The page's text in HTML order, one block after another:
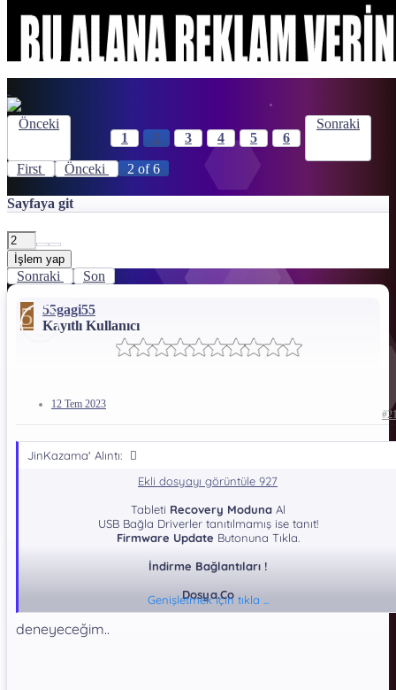
Önceki
1
2 3 4 5 6
Sonraki
First Önceki 2 of 6
Sayfaya git
İşlem yap
Sonraki Son
5 55gagi55
Kayıtlı Kullanıcı
12 Tem 2023
JinKazama' Alıntı:
Ekli dosyayı görüntüle 927
Tableti Recovery ModunaAl
USB Bağla Driverler tanıtılmamış ise tanıt!
Firmware Update Butonuna Tıkla.
İndirme Bağlantıları !
Dosya.Co
Genişletmek için tıkla ...
deneyeceğim..